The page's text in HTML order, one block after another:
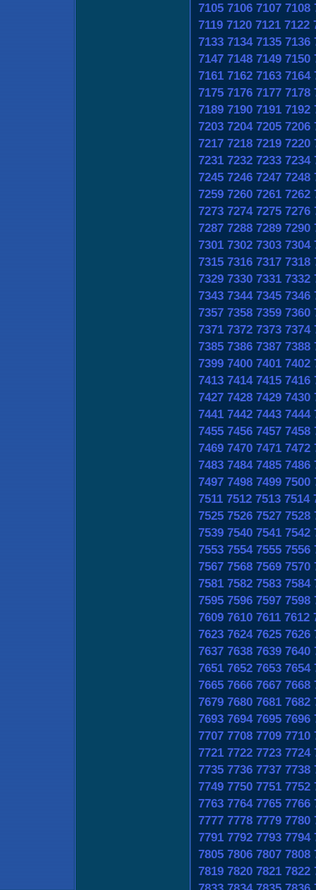
7105 7106 7107 7108
7119 7120 7121 7122
7133 7134 7135 7136
7147 7148 7149 7150
7161 7162 7163 7164
7175 7176 7177 7178
7189 7190 7191 7192
7203 7204 7205 7206
7217 7218 7219 7220
7231 7232 7233 7234
7245 7246 7247 7248
7259 7260 7261 7262
7273 7274 7275 7276
7287 7288 7289 7290
7301 7302 7303 7304
7315 7316 7317 7318
7329 7330 7331 7332
7343 7344 7345 7346
7357 7358 7359 7360
7371 7372 7373 7374
7385 7386 7387 7388
7399 7400 7401 7402
7413 7414 7415 7416
7427 7428 7429 7430
7441 7442 7443 7444
7455 7456 7457 7458
7469 7470 7471 7472
7483 7484 7485 7486
7497 7498 7499 7500
7511 7512 7513 7514
7525 7526 7527 7528
7539 7540 7541 7542
7553 7554 7555 7556
7567 7568 7569 7570
7581 7582 7583 7584
7595 7596 7597 7598
7609 7610 7611 7612
7623 7624 7625 7626
7637 7638 7639 7640
7651 7652 7653 7654
7665 7666 7667 7668
7679 7680 7681 7682
7693 7694 7695 7696
7707 7708 7709 7710
7721 7722 7723 7724
7735 7736 7737 7738
7749 7750 7751 7752
7763 7764 7765 7766
7777 7778 7779 7780
7791 7792 7793 7794
7805 7806 7807 7808
7819 7820 7821 7822